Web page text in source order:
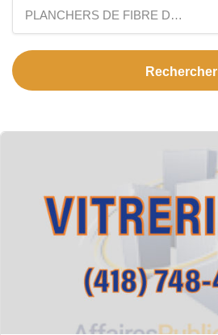
PLANCHERS DE FIBRE DE VERRE